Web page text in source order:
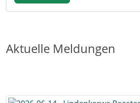
Aktuelle Meldungen